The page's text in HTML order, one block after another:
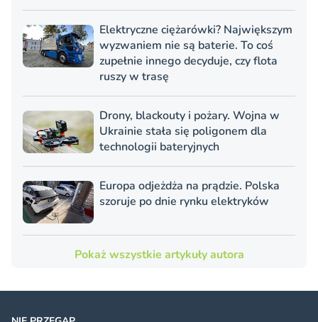
Elektryczne ciężarówki? Największym
wyzwaniem nie są baterie. To coś
zupełnie innego decyduje, czy flota
ruszy w trasę
Drony, blackouty i pożary. Wojna w
Ukrainie stała się poligonem dla
technologii bateryjnych
Europa odjeżdża na prądzie. Polska
szoruje po dnie rynku elektryków
Pokaż wszystkie artykuły autora